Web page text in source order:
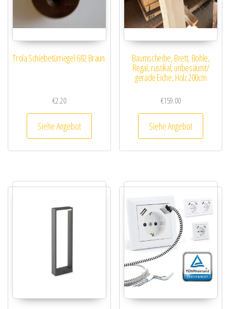
Trola Schiebetürriegel 682 Braun.
€2.20
Siehe Angebot
Baumscheibe, Brett, Bohle,
Regal, rustikal, unbesäumt/
gerade Eiche, Holz 200cm
€159.00
Siehe Angebot